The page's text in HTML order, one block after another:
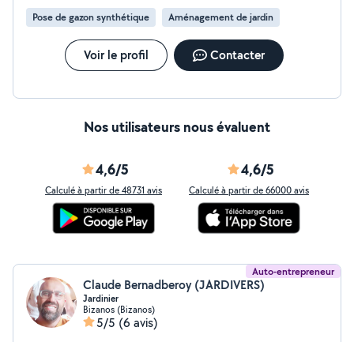
Pose de gazon synthétique Aménagement de jardin
Voir le profil Contacter
Nos utilisateurs nous évaluent
4,6/5
Calculé à partir de 48731 avis
4,6/5
Calculé à partir de 66000 avis
Auto-entrepreneur
Claude Bernadberoy (JARDIVERS)
Jardinier
Bizanos (Bizanos)
5/5 (6 avis)